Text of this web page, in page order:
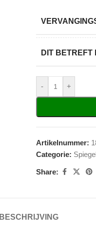
DIT
- +
Artikelnummer:
Categorie:
Share:
BESCHRIJVING